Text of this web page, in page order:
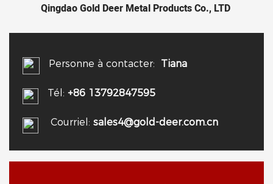
Qingdao Gold Deer Metal Products Co., LTD
Personne à contacter: Tiana
Tél:+86 13792847595
Courriel:sales4@gold-deer.com.cn